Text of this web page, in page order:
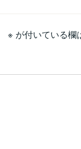
※ が付いている欄